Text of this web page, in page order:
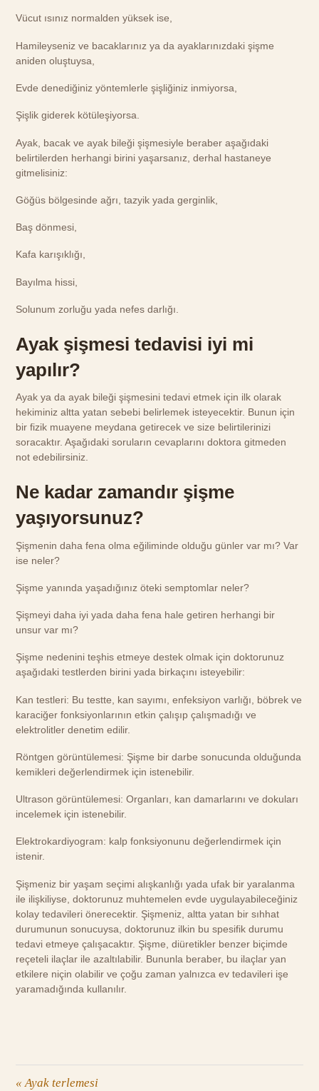
Vücut ısınız normalden yüksek ise,
Hamileyseniz ve bacaklarınız ya da ayaklarınızdaki şişme
aniden oluştuysa,
Evde denediğiniz yöntemlerle şişliğiniz inmiyorsa,
Şişlik giderek kötüleşiyorsa.
Ayak, bacak ve ayak bileği şişmesiyle beraber aşağıdaki
belirtilerden herhangi birini yaşarsanız, derhal hastaneye
gitmelisiniz:
Göğüs bölgesinde ağrı, tazyik yada gerginlik,
Baş dönmesi,
Kafa karışıklığı,
Bayılma hissi,
Solunum zorluğu yada nefes darlığı.
Ayak şişmesi tedavisi iyi mi
yapılır?
Ayak ya da ayak bileği şişmesini tedavi etmek için ilk olarak
hekiminiz altta yatan sebebi belirlemek isteyecektir. Bunun için
bir fizik muayene meydana getirecek ve size belirtilerinizi
soracaktır. Aşağıdaki soruların cevaplarını doktora gitmeden
not edebilirsiniz.
Ne kadar zamandır şişme
yaşıyorsunuz?
Şişmenin daha fena olma eğiliminde olduğu günler var mı? Var
ise neler?
Şişme yanında yaşadığınız öteki semptomlar neler?
Şişmeyi daha iyi yada daha fena hale getiren herhangi bir
unsur var mı?
Şişme nedenini teşhis etmeye destek olmak için doktorunuz
aşağıdaki testlerden birini yada birkaçını isteyebilir:
Kan testleri: Bu testte, kan sayımı, enfeksiyon varlığı, böbrek ve
karaciğer fonksiyonlarının etkin çalışıp çalışmadığı ve
elektrolitler denetim edilir.
Röntgen görüntülemesi: Şişme bir darbe sonucunda olduğunda
kemikleri değerlendirmek için istenebilir.
Ultrason görüntülemesi: Organları, kan damarlarını ve dokuları
incelemek için istenebilir.
Elektrokardiyogram: kalp fonksiyonunu değerlendirmek için
istenir.
Şişmeniz bir yaşam seçimi alışkanlığı yada ufak bir yaralanma
ile ilişkiliyse, doktorunuz muhtemelen evde uygulayabileceğiniz
kolay tedavileri önerecektir. Şişmeniz, altta yatan bir sıhhat
durumunun sonucuysa, doktorunuz ilkin bu spesifik durumu
tedavi etmeye çalışacaktır. Şişme, diüretikler benzer biçimde
reçeteli ilaçlar ile azaltılabilir. Bununla beraber, bu ilaçlar yan
etkilere niçin olabilir ve çoğu zaman yalnızca ev tedavileri işe
yaramadığında kullanılır.
« Ayak terlemesi